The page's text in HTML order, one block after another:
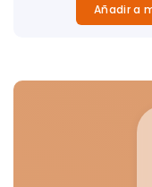
Añadir a